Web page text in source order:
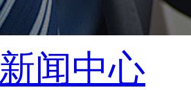
新闻中心